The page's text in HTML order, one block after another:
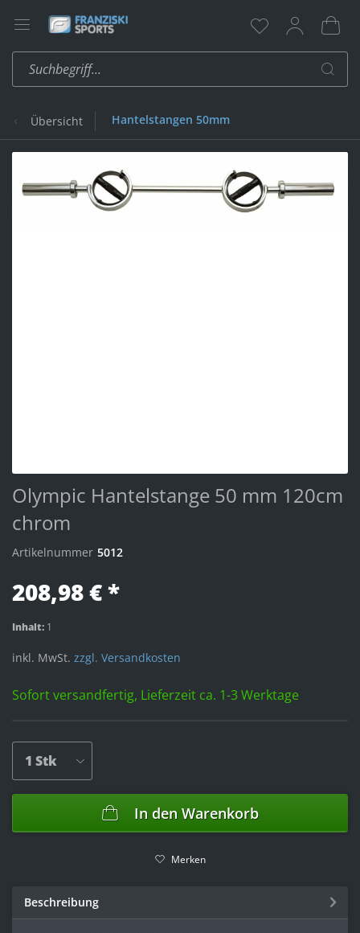
Übersicht Hantelstangen 50mm
Olympic Hantelstange 50 mm 120cm
chrom
Artikelnummer 5012
208,98 € *
Inhalt: 1
inkl. MwSt. zzgl. Versandkosten
Sofort versandfertig, Lieferzeit ca. 1-3 Werktage
In den Warenkorb
Merken
Beschreibung